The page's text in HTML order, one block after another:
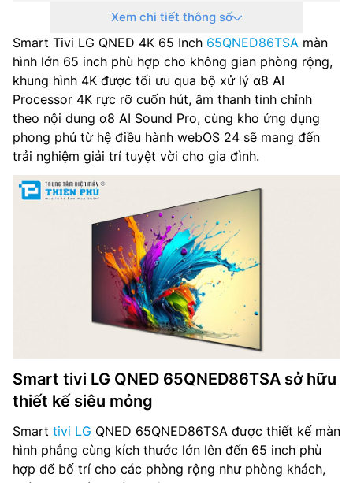
HDMI (High Frame Rate): 120 Hz
Bộ xử lý: α8 AI Processor 4K
Điều khiển thông minh: Có
Tìm kiếm bằng giọng nói: Có
Hệ điều hành, giao diện: webOS 24
Bộ nhớ: RAM: –
Loa (Âm thanh đầu ra): 20W
Kênh âm thanh: 2.0 Kênh
AI Sound: α8 AI Sound Pro (Virtual 9.1.2 Up-mix)
Truyền hình mặt đất: Có
Kích thước có chân đế: 1456 x 909/869 x 285 mm
Trọng lượng có chân đế: 26.3 kg
Kích thước không chân đế: 1456 x 840 x 29.7 mm
Xem chi tiết thông số
Smart Tivi LG QNED 4K 65 Inch 65QNED86TSA màn
hình lớn 65 inch phù hợp cho không gian phòng rộng,
khung hình 4K được tối ưu qua bộ xử lý α8 AI
Processor 4K rực rỡ cuốn hút, âm thanh tinh chỉnh
theo nội dung α8 AI Sound Pro, cùng kho ứng dụng
phong phú từ hệ điều hành webOS 24 sẽ mang đến
trải nghiệm giải trí tuyệt vời cho gia đình.
Smart tivi LG QNED 65QNED86TSA sở hữu
thiết kế siêu mỏng
Smart tivi LG QNED 65QNED86TSA được thiết kế màn
hình phẳng cùng kích thước lớn lên đến 65 inch phù
hợp để bố trí cho các phòng rộng như phòng khách,